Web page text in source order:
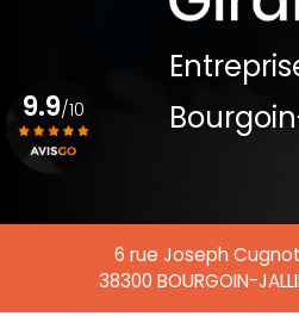
6 rue Joseph Cugnot
38300 BOURGOIN-
9.9/10